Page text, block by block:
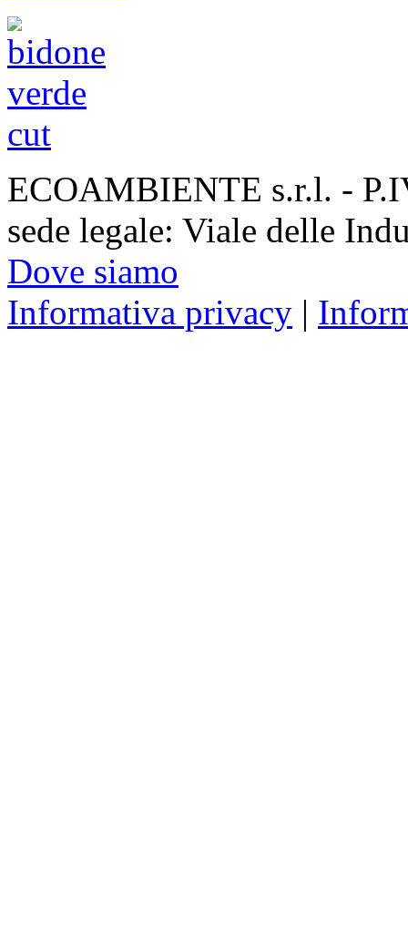
ECOAMBIENTE s.r.l. -
sede legale: Viale delle
Dove siamo
Informativa privacy |